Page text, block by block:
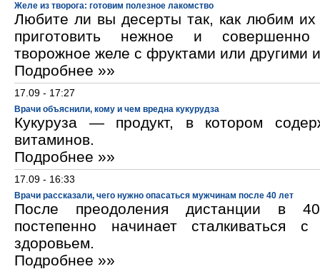
Желе из творога: готовим полезное лакомство
Любите ли вы десерты так, как любим
приготовить нежное и
творожное желе с фруктами или другими
Подробнее »»
17.09 - 17:27
Врачи объяснили, кому и чем вредна кукурудза
Кукуруза — продукт, в котором
витаминов.
Подробнее »»
17.09 - 16:33
Врачи рассказали, чего нужно опасаться мужчинам после 40 лет
После преодоления дистанции в
постепенно начинает сталкиваться
здоровьем.
Подробнее »»